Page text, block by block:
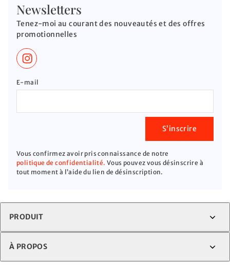
Newsletters
Tenez-moi au courant des nouveautés et des offres
promotionnelles
E-mail
S’inscrire
Vous confirmez avoir pris connaissance de notre
politique de confidentialité. Vous pouvez vous désinscrire à
tout moment à l’aide du lien de désinscription.
PRODUIT
À PROPOS